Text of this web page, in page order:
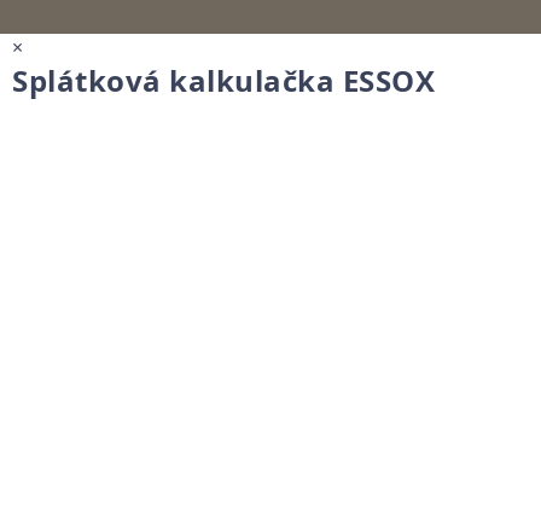
×
Splátková kalkulačka ESSOX